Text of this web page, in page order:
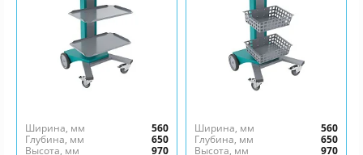
Ширина, мм
560
Глубина, мм
650
Высота, мм
970
Ширина, мм
560
Глубина, мм
650
Высота, мм
970